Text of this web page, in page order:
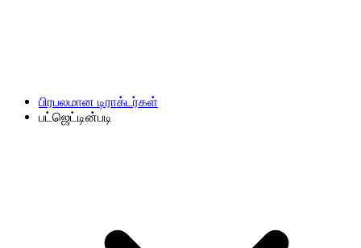
பிரபலமான டிராக்டர்கள்
பட்ஜெட்டின்படி